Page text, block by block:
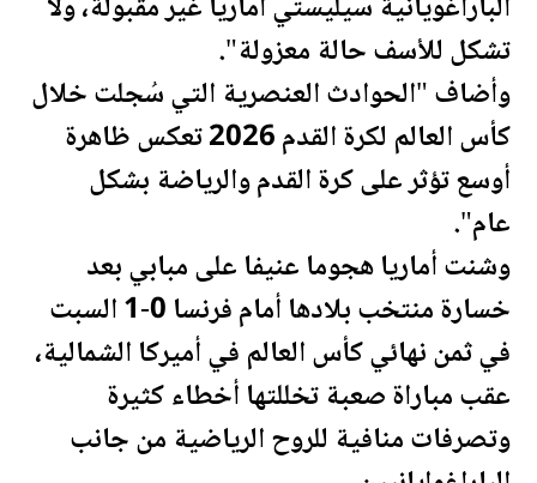
تشكل للأسف حالة معزولة".
وأضاف "الحوادث العنصرية التي سُجلت خلال
كأس العالم
لكرة القدم 2026 تعكس ظاهرة
أوسع تؤثر على كرة القدم والرياضةبشكل
عام".
وشنت أماريا هجوما عنيفا على مبابي بعد
خسارة منتخب بلادها أمام فرنسا 0-1 السبت
في ثمن نهائيكأس العالمفي أميركا الشمالية،
عقب مباراة صعبة تخللتها أخطاء كثيرة
وتصرفات منافية للروح الرياضية من جانب